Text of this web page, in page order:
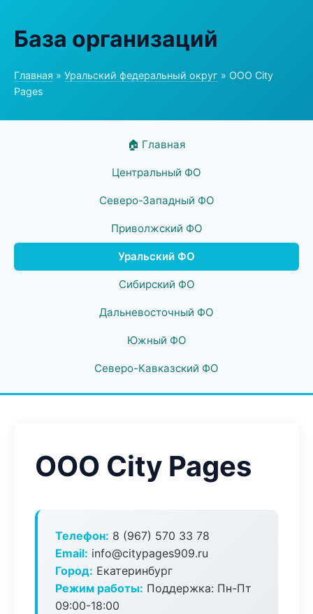
База организаций
Главная » Уральский федеральный округ » ООО City
Pages
🏠 Главная
Центральный ФО
Северо-Западный ФО
Приволжский ФО
Уральский ФО
Сибирский ФО
Дальневосточный ФО
Южный ФО
Северо-Кавказский ФО
ООО City Pages
Телефон: 8 (967) 570 33 78
Email: info@citypages909.ru
Город: Екатеринбург
Режим работы: Поддержка: Пн-Пт
09:00-18:00